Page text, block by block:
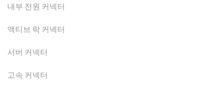
내부 전원 커넥터
액티브 락 커넥터
서버 커넥터
고속 커넥터